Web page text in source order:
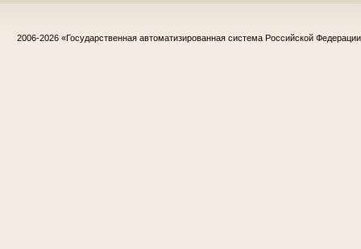
2006-2026 «Государственная автоматизированная система Российской